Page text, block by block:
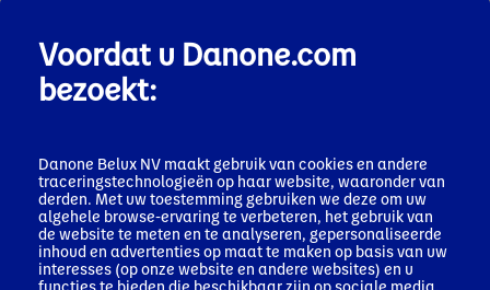
Voordat u Danone.com
bezoekt:
Danone Belux NV maakt gebruik van cookies en andere
traceringstechnologieën op haar website, waaronder van
derden. Met uw toestemming gebruiken we deze om uw
algehele browse-ervaring te verbeteren, het gebruik van
de website te meten en te analyseren, gepersonaliseerde
inhoud en advertenties op maat te maken op basis van uw
interesses (op onze website en andere websites) en u
functies te bieden die beschikbaar zijn op sociale media.